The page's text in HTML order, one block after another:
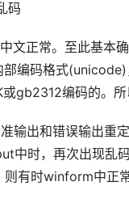
码
文正常。至此基本
部编码格式
gb2312编码的。所
输出和错误输出重
中时，再次出现乱
有时winform中正常